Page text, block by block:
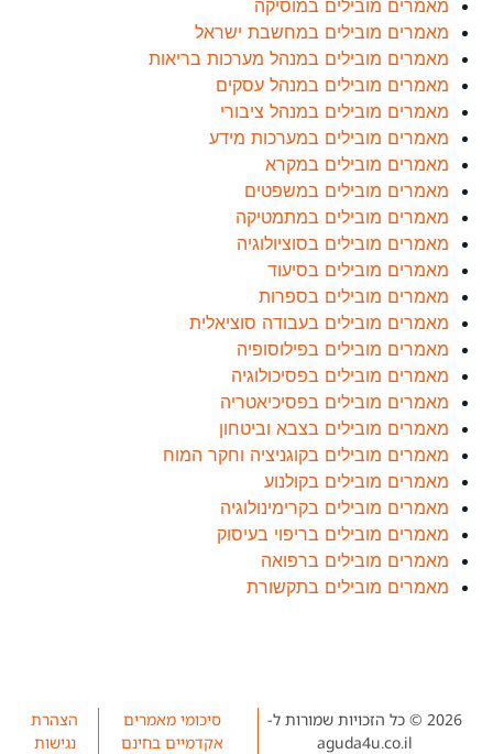
מאמרים מובילים במוסיקה
מאמרים מובילים במחשבת ישראל
מאמרים מובילים במנהל מערכות בריאות
מאמרים מובילים במנהל עסקים
מאמרים מובילים במנהל ציבורי
מאמרים מובילים במערכות מידע
מאמרים מובילים במקרא
מאמרים מובילים במשפטים
מאמרים מובילים במתמטיקה
מאמרים מובילים בסוציולוגיה
מאמרים מובילים בסיעוד
מאמרים מובילים בספרות
מאמרים מובילים בעבודה סוציאלית
מאמרים מובילים בפילוסופיה
מאמרים מובילים בפסיכולוגיה
מאמרים מובילים בפסיכיאטריה
מאמרים מובילים בצבא וביטחון
מאמרים מובילים בקוגניציה וחקר המוח
מאמרים מובילים בקולנוע
מאמרים מובילים בקרימינולוגיה
מאמרים מובילים בריפוי בעיסוק
מאמרים מובילים ברפואה
מאמרים מובילים בתקשורת
2026 © כל הזכויות שמורות ל-
aguda4u.co.il
סיכומי מאמרים
אקדמיים בחינם
הצהרת
נגישות